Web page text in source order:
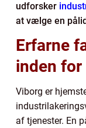
udforsker
at vælge en
Erfarne
inden
Viborg er
af tjenester. En